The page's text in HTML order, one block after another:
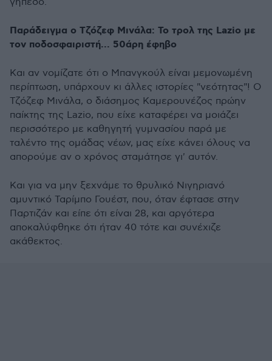
Παράδειγμα ο Τζόζεφ Μινάλα: Το τρολ της Lazio με
τον ποδοσφαιριστή... 50άρη έφηβο
Και αν νομίζατε ότι ο Μπανγκούλ είναι μεμονωμένη
περίπτωση, υπάρχουν κι άλλες ιστορίες "νεότητας"! Ο
Τζόζεφ Μινάλα, ο διάσημος Καμερουνέζος πρώην
παίκτης της Lazio, που είχε καταφέρει να μοιάζει
περισσότερο με καθηγητή γυμνασίου παρά με
ταλέντο της ομάδας νέων, μας είχε κάνει όλους να
απορούμε αν ο χρόνος σταμάτησε γι' αυτόν.
Και για να μην ξεχνάμε το θρυλικό Νιγηριανό
αμυντικό Ταρίμπο Γουέστ, που, όταν έφτασε στην
Παρτιζάν και είπε ότι είναι 28, και αργότερα
αποκαλύφθηκε ότι ήταν 40 τότε και συνέχιζε
ακάθεκτος.